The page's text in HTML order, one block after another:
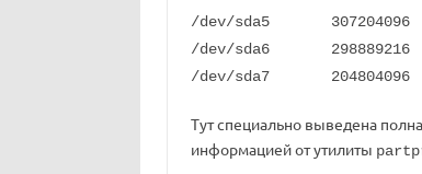
/dev/sda5 307204096
/dev/sda6 298889216
/dev/sda7 204804096
Тут специально выведена
информацией от утилиты